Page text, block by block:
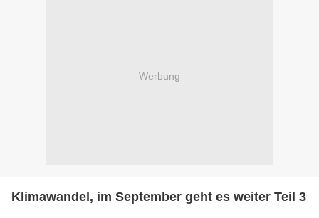
Werbung
Klimawandel, im September geht es weiter Teil 3